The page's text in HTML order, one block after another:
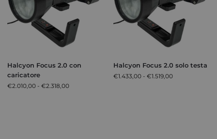
Halcyon Focus 2.0 con
caricatore
€2.010,00 - €2.318,00
Halcyon Focus 2.0 solo testa
€1.433,00 - €1.519,00